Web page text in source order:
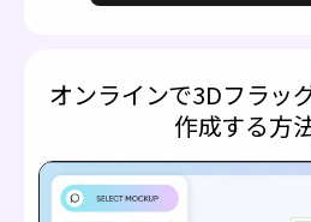
オンラインで3Dフラッ
作成する方